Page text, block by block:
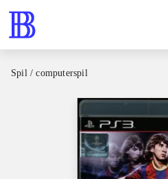
Spil / computerspil